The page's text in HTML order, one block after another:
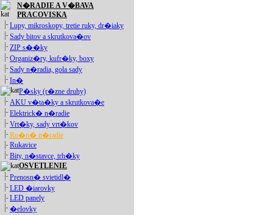
N�RADIE A V�BAVA
PRACOVISKA
Lupy, mikroskopy, tretie ruky, dr�iaky
Sady bitov a skrutkova�ov
ZIP s��ky
Organiz�ry, kufr�ky, boxy
Sady n�radia, gola sady
In�
P�sky (r�zne druhy)
AKU v�ta�ky a skrutkova�e
Elektrick� n�radie
Vrt�ky, sady vrt�kov
Ru�n� n�radie
Rukavice
Bity, n�stavce, trh�ky
OSVETLENIE
Prenosn� svietidl�
LED �iarovky
LED panely
�elovky